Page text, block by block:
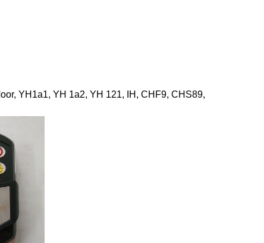
YH1a1, YH 1a2, YH 121, IH, CHF9, CHS89,